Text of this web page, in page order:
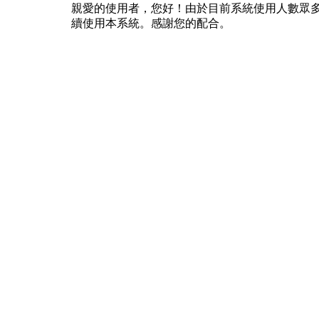
親愛的使用者，您好！由於目前系統使用人數眾
續使用本系統。感謝您的配合。